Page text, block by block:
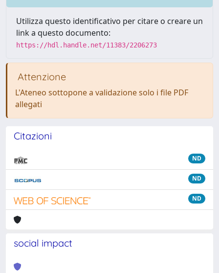
Utilizza questo identificativo per citare o creare un
link a questo documento:
https://hdl.handle.net/11383/2206273
Attenzione
L'Ateneo sottopone a validazione solo i file PDF
allegati
Citazioni
ND
ND
ND
social impact